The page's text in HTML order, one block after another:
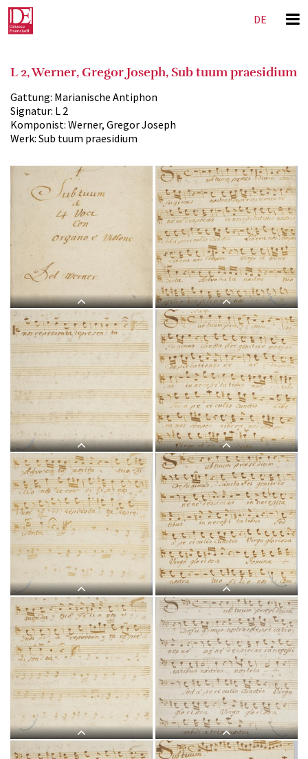
DE
L 2, Werner, Gregor Joseph, Sub tuum praesidium
Gattung: Marianische Antiphon
Signatur: L 2
Komponist: Werner, Gregor Joseph
Werk: Sub tuum praesidium
L 2, G.J. Werner, Sub tuum
praesidium, Titelblatt-
1.jpg
L 2, G.J. Werner, Sub tuum
praesidium, Soprano-1.jpg
L 2, G.J. Werner, Sub tuum
praesidium, Soprano-2.jpg
L 2, G.J. Werner, Sub tuum
praesidium, Alto-1.jpg
L 2, G.J. Werner, Sub tuum
praesidium, Alto-2.jpg
L 2, G.J. Werner, Sub tuum
praesidium, Tenore-1.jpg